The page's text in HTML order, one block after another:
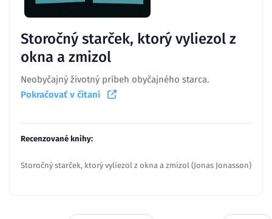
Storočný starček, ktorý vyliezol z
okna a zmizol
Neobyčajný životný príbeh obyčajného starca.
Pokračovať v čítaní
Recenzované knihy:
Storočný starček, ktorý vyliezol z okna a zmizol (Jonas Jonasson)